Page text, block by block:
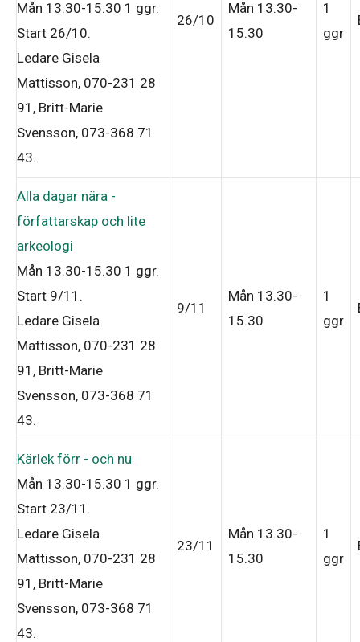
Mån 13.30-15.30 1 ggr.
Start 26/10.
Ledare Gisela
Mattisson, 070-231 28
91, Britt-Marie
Svensson, 073-368 71
43.
26/10
Mån 13.30-
15.30
1
ggr
Alla dagar nära -
författarskap och lite
arkeologi
Mån 13.30-15.30 1 ggr.
Start 9/11 .
Ledare Gisela
Mattisson, 070-231 28
91, Britt-Marie
Svensson, 073-368 71
43.
9/11
Mån 13.30-
15.30
1
ggr
Kärlek förr - och nu
Mån 13.30-15.30 1 ggr.
Start 23/11 .
Ledare Gisela
Mattisson, 070-231 28
91, Britt-Marie
Svensson, 073-368 71
43.
23/11
Mån 13.30-
15.30
1
ggr